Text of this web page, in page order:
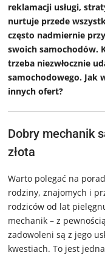
reklamacji usługi,
nurtuje przede
często nadmiernie
swoich samochodów.
trzeba niezwłocznie
samochodowego. Jak
innych ofert?
Dobry mechanik
złota
Warto polegać na
rodziny, znajomych i
rodziców od lat
mechanik – z
zadowoleni są z jego
kwestiach. To jest